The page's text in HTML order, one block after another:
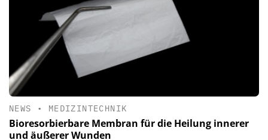
NEWS • MEDIZINTECHNIK
Bioresorbierbare Membran für die Heilung innerer
und äußerer Wunden